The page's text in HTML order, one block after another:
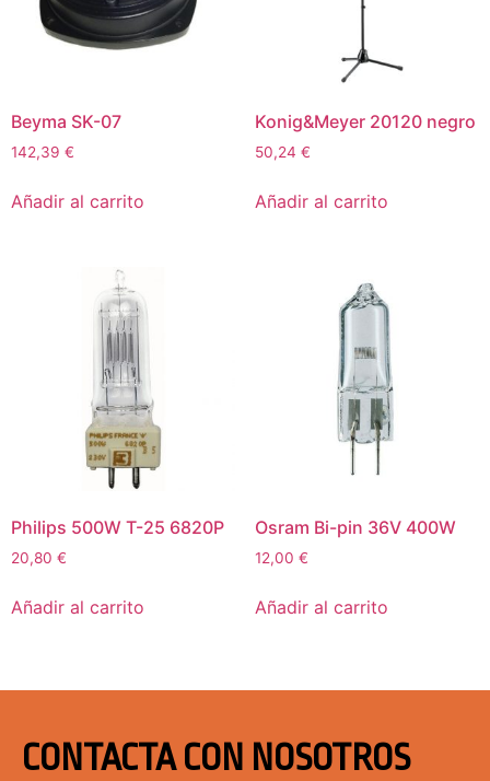
Beyma SK-07
142,39 €
Añadir al carrito
Konig&Meyer 20120 negro
50,24 €
Añadir al carrito
Philips 500W T-25 6820P
20,80 €
Añadir al carrito
Osram Bi-pin 36V 400W
12,00 €
Añadir al carrito
CONTACTA CON NOSOTROS